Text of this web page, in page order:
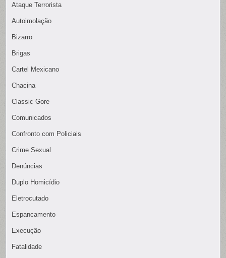
Ataque Terrorista
Autoimolação
Bizarro
Brigas
Cartel Mexicano
Chacina
Classic Gore
Comunicados
Confronto com Policiais
Crime Sexual
Denúncias
Duplo Homicídio
Eletrocutado
Espancamento
Execução
Fatalidade